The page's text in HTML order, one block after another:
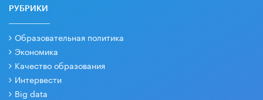
РУБРИКИ
Образовательная политика
Экономика
Качество образования
Интервести
Big data